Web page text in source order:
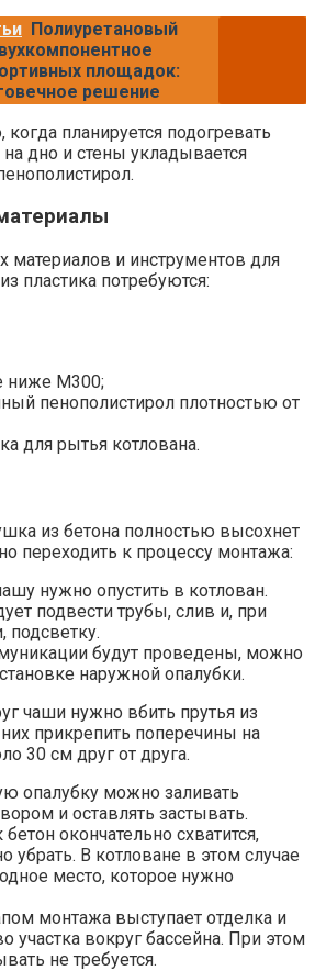
Полиуретановый
площадок:
решение
планируется подогревать
дно и стены укладывается
материалов и инструментов для
пластика потребуются:
ниже М300;
пенополистирол плотностью от
для рытья котлована.
из бетона полностью высохнет
переходить к процессу монтажа:
нужно опустить в котлован.
подвести трубы, слив и, при
подсветку.
будут проведены, можно
наружной опалубки.
чаши нужно вбить прутья из
прикрепить поперечины на
30 см друг от друга.
опалубку можно заливать
и оставлять застывать.
окончательно схватится,
убрать. В котловане в этом случае
место, которое нужно
монтажа выступает отделка и
участка вокруг бассейна. При этом
не требуется.